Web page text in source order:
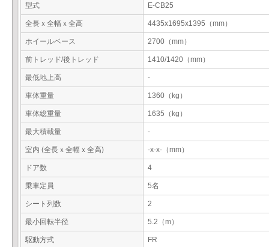
型式 E-CB25
全長ｘ全幅ｘ全高 4435x1695x1395（mm）
ホイールベース 2700（mm）
前トレッド/後トレッド 1410/1420（mm）
最低地上高 -
車体重量 1360（kg）
車体総重量 1635（kg）
最大積載量 -
室内 (全長ｘ全幅ｘ全高) -x-x-（mm）
ドア数 4
乗車定員 5名
シート列数 2
最小回転半径 5.2（m）
駆動方式 FR